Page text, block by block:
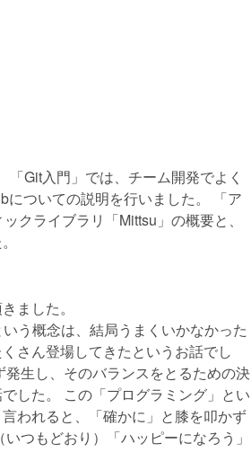
Git入門」では、チーム開発でよく
ついての説明を行いました。 「ア
クライブラリ「Mittsu」の概要と、
ました。
う概念は、結局うまくいかなかった
さん登場してきたというお話でし
生し、そのバランスをとるための決
した。 この「プログラミング」とい
われると、「確かに」と膝を叩かず
つもどおり）「ハッピーになろう」